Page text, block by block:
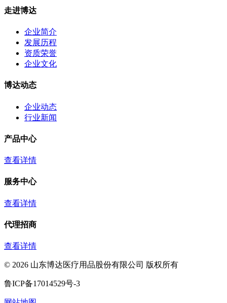
走进博达
企业简介
发展历程
资质荣誉
企业文化
博达动态
企业动态
行业新闻
产品中心
查看详情
服务中心
查看详情
代理招商
查看详情
© 2026 山东博达医疗用品股份有限公司 版权所有
鲁ICP备17014529号-3